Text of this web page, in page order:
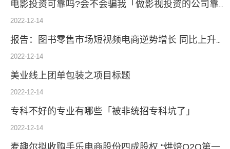
2022-12-14
2022-12-14
美业线上团单包装之项目标题
2022-12-14
专科不好的专业有哪些「被非统招专科坑了」
2022-12-14